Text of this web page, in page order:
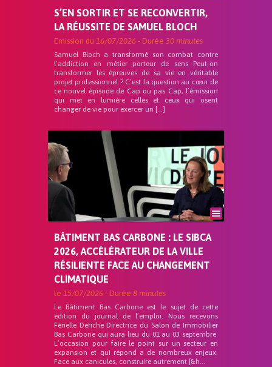
S’EN SORTIR ET SE RECONVERTIR,
LA RÉUSSITE DE SAMUEL BLOCH
Emission du 16/07/2026 - Durée 30 minutes
Samuel Bloch a transformé son combat contre
l’addiction en métier porteur de sens Peut-on
transformer les épreuves de sa vie en véritable
projet professionnel ? C’est la question au cœur de
ce nouvel épisode de Cap ou pas Cap, l’émission
qui met en lumière celles et ceux qui osent
changer de vie pour exercer un […]
BÂTIMENT BAS CARBONE : LE SIBCA
2026, ACCÉLÉRATEUR DE LA VILLE
RÉSILIENTE FACE AU CHANGEMENT
CLIMATIQUE
le 15/07/2026 - Durée 8 minutes
Le Bâtiment Bas Carbone est le sujet de cette
édition du journal de l’emploi. Nous recevons
Férielle Deriche Directrice du Salon de Immobilier
Bas Carbone qui aura lieu du 01 au 03 septembre.
L’occasion pour faire le point sur un secteur en
expansion et qui répond a de nombreux enjeux.
Face aux canicules, construire autrement [&h...